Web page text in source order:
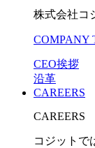
株式会社コ
COMPANY
CEO挨拶
沿革
CAREERS
CAREERS
コジットで